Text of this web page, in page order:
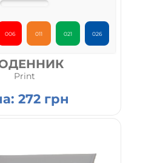
006 011 021 026
Print
272 грн